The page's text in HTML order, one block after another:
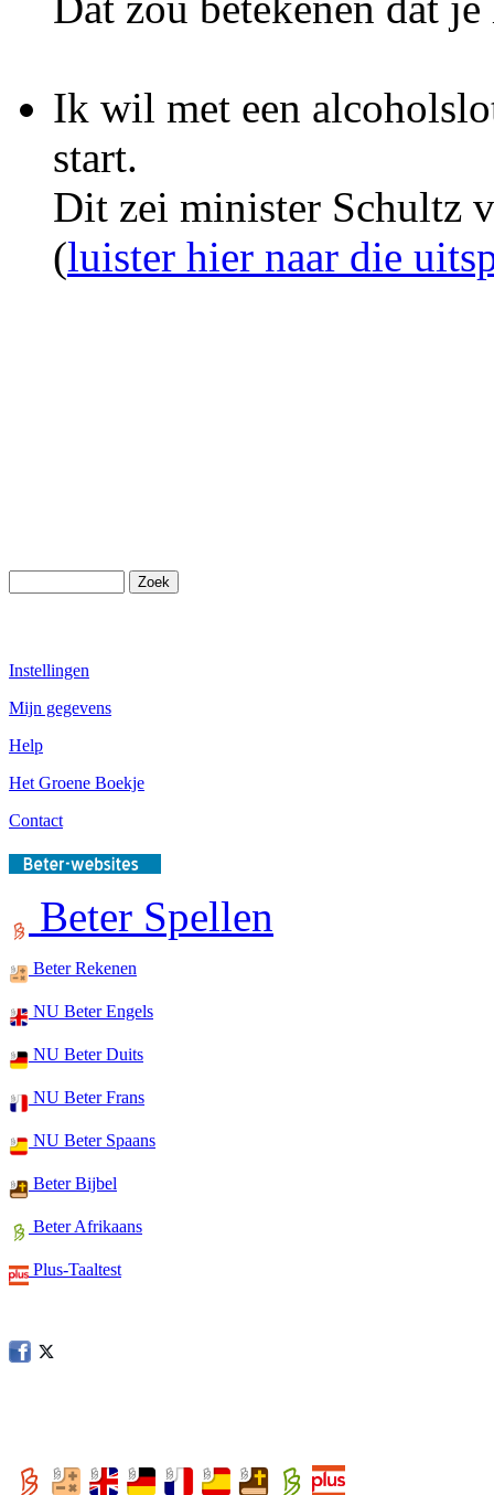
Ik wil met een
start.
Dit zei minister Schultz
(luister hier naar die
Instellingen
Mijn gegevens
Help
Het Groene Boekje
Contact
Beter Spellen
Beter Rekenen
NU Beter Engels
NU Beter Duits
NU Beter Frans
NU Beter Spaans
Beter Bijbel
Beter Afrikaans
Plus-Taaltest